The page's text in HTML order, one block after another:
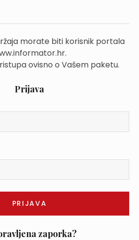
morate biti korisnik portala
ovisno o Vašem paketu.
Prijava
zaporka?